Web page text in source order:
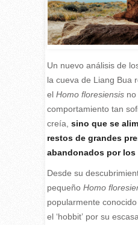
Un nuevo análisis de
la cueva de Liang Bua
el Homo floresiensisno
comportamiento tan
creía, sino que se
restos de grandes
abandonados por los
Desde su
pequeño Homo
popularmente
el ‘hobbit’ por su